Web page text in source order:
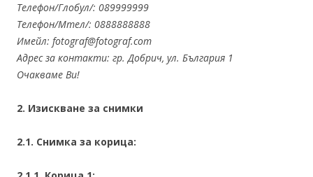
Телефон/Глобул/: 089999999
Телефон/Мтел/: 0888888888
Имейл: fotograf@fotograf.com
Адрес за контакти: гр. Добрич, ул. България 1
Очакваме Ви!
2. Изискване за снимки
2.1. Снимка за корица: